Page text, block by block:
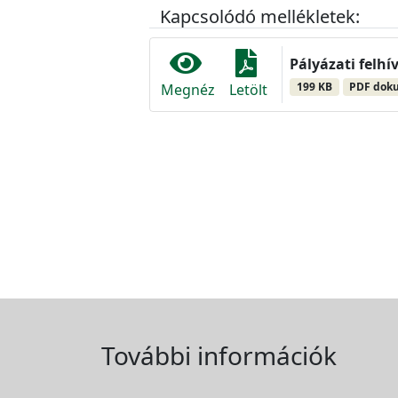
Kapcsolódó mellékletek:
Megnéz Letölt
Pályázati
199 KB PDF
További információk